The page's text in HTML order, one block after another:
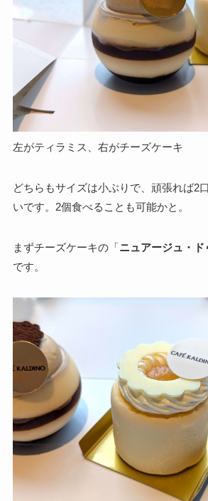
左がティラミス、右がチーズケーキ
どちらもサイズは小ぶりで、頑張れば2
いです。2個食べることも可能かと。
まずチーズケーキの「ニュアージュ・
です。